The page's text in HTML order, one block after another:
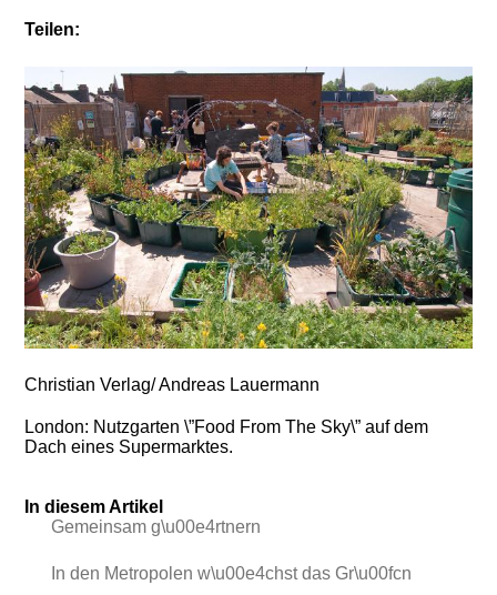
Teilen:
Christian Verlag/ Andreas Lauermann
London: Nutzgarten \”Food From The Sky\” auf dem
Dach eines Supermarktes.
In diesem Artikel
Gemeinsam g\u00e4rtnern
In den Metropolen w\u00e4chst das Gr\u00fcn